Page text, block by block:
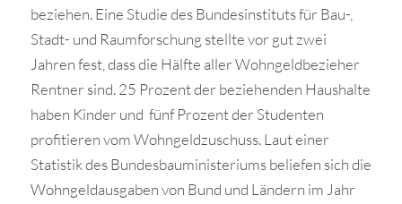
beziehen. Eine Studie des Bundesinstituts für Bau-,
Stadt- und Raumforschung stellte vor gut zwei
Jahren fest, dass die Hälfte aller Wohngeldbezieher
Rentner sind. 25 Prozent der beziehenden Haushalte
haben Kinder und fünf Prozent der Studenten
profitieren vom Wohngeldzuschuss. Laut einer
Statistik des Bundesbauministeriums beliefen sich die
Wohngeldausgaben von Bund und Ländern im Jahr